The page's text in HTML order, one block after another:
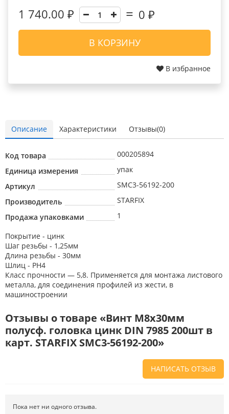
1 740.00 ₽ 0 ₽
В КОРЗИНУ
В избранное
Описание Характеристики Отзывы(0)
Код товара
000205894
Единица измерения
упак
Артикул
SMC3-56192-200
Производитель
STARFIX
Продажа упаковками
1
Покрытие - цинк
Шаг резьбы - 1,25мм
Длина резьбы - 30мм
Шлиц - РН4
Класс прочности — 5,8. Применяется для монтажа листового
металла, для соединения профилей из жести, в
машиностроении
Отзывы о товаре «Винт М8х30мм
полусф. головка цинк DIN 7985 200шт в
карт. STARFIX SMC3-56192-200»
НАПИСАТЬ ОТЗЫВ
не ошиблись в своем выборе.
Пока нет ни одного отзыва.